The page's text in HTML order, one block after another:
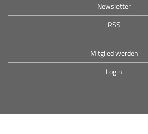
Newsletter
RSS
Mitglied werden
Login